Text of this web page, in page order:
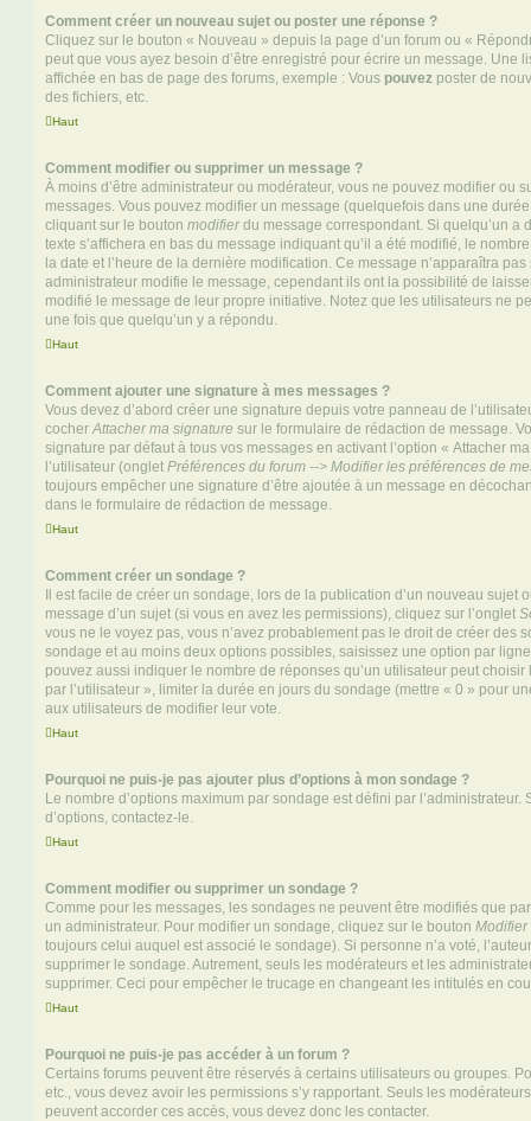
Comment créer un nouveau sujet ou poster une réponse ?
Cliquez sur le bouton « Nouveau » depuis la page d’un forum ou «
peut que vous ayez besoin d’être enregistré pour écrire un message. Une
affichée en bas de page des forums, exemple : Vous pouvez poster de
des fichiers, etc.
Haut
Comment modifier ou supprimer un message ?
À moins d’être administrateur ou modérateur, vous ne pouvez modifier ou
messages. Vous pouvez modifier un message (quelquefois dans une
cliquant sur le bouton modifierdu message correspondant. Si quelqu’un a
texte s’affichera en bas du message indiquant qu’il a été modifié, le
la date et l’heure de la dernière modification. Ce message n’apparaîtra
administrateur modifie le message, cependant ils ont la possibilité de
modifié le message de leur propre initiative. Notez que les utilisateurs ne
une fois que quelqu’un y a répondu.
Haut
Comment ajouter une signature à mes messages ?
Vous devez d’abord créer une signature depuis votre panneau de
cocherAttacher ma signature sur le formulaire de rédaction de message.
signature par défaut à tous vos messages en activant l’option « Attacher
l’utilisateur (onglet Préférences du forum --> Modifier les préférences de
toujours empêcher une signature d’être ajoutée à un message en
dans le formulaire de rédaction de message.
Haut
Comment créer un sondage ?
Il est facile de créer un sondage, lors de la publication d’un nouveau sujet
message d’un sujet (si vous en avez les permissions), cliquez sur l’onglet
vous ne le voyez pas, vous n’avez probablement pas le droit de créer des
sondage et au moins deux options possibles, saisissez une option par
pouvez aussi indiquer le nombre de réponses qu’un utilisateur peut
par l’utilisateur », limiter la durée en jours du sondage (mettre « 0 » pour
aux utilisateurs de modifier leur vote.
Haut
Pourquoi ne puis-je pas ajouter plus d’options à mon sondage ?
Le nombre d’options maximum par sondage est défini par
d’options, contactez-le.
Haut
Comment modifier ou supprimer un sondage ?
Comme pour les messages, les sondages ne peuvent être modifiés que
un administrateur. Pour modifier un sondage, cliquez sur le bouton Modifier
toujours celui auquel est associé le sondage). Si personne n’a voté,
supprimer le sondage. Autrement, seuls les modérateurs et les
supprimer. Ceci pour empêcher le trucage en changeant les intitulés en
Haut
Pourquoi ne puis-je pas accéder à un forum ?
Certains forums peuvent être réservés à certains utilisateurs ou groupes.
etc., vous devez avoir les permissions s’y rapportant. Seuls les
peuvent accorder ces accès, vous devez donc les contacter.